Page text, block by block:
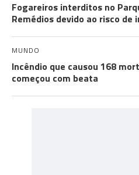
Fogareiros interditos no
Remédios devido ao risco de
MUNDO
Incêndio que causou 168
começou com beata